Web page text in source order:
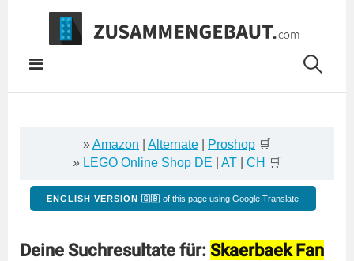
Springe
Inhalt
»Amazon Alternate Proshop 🛒
» LEGO Online Shop DE AT CH 🛒
ENGLISH VERSION 🇬🇧 of this page using Google Translate
Deine Suchresultate für: Skaerbaek Fan